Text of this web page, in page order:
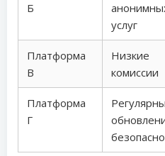
Б
услуг
Платформа
В
Низкие
комиссии
Платформа
Г